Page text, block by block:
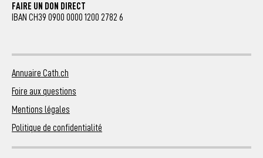
FAIRE UN DON DIRECT
IBAN CH39 0900 0000 1200 2782 6
Annuaire Cath.ch
Foire aux questions
Mentions légales
Politique de confidentialité